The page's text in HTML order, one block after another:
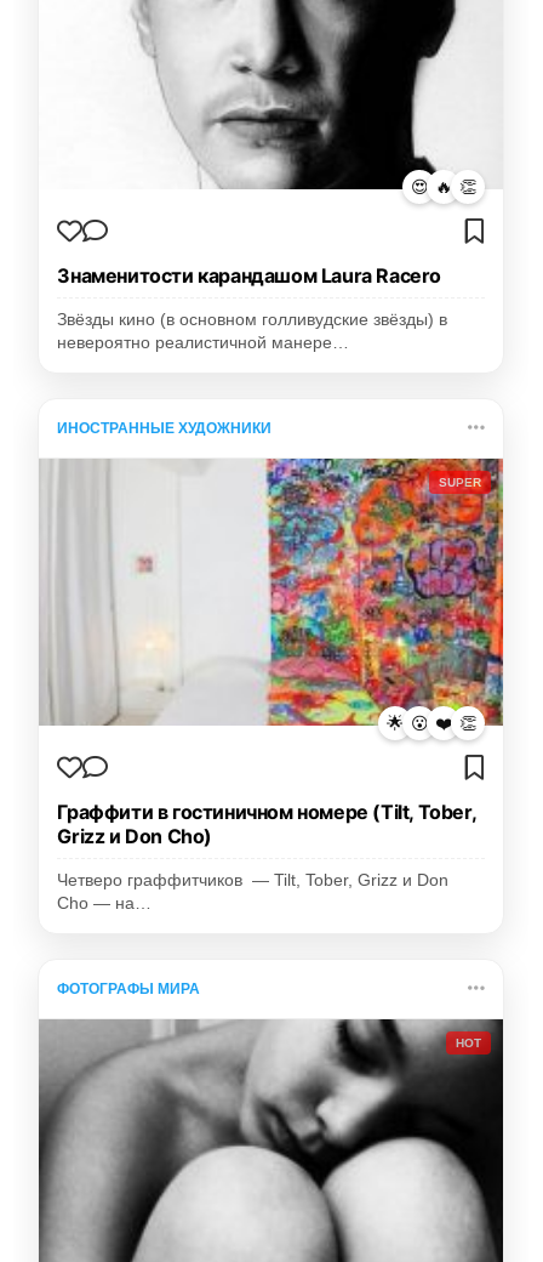
😍 🔥 👏
Знаменитости карандашом Laura Racero
Звёзды кино (в основном голливудские звёзды) в
невероятно реалистичной манере…
ИНОСТРАННЫЕ ХУДОЖНИКИ
SUPER
🌟 😮 ❤️ 👏
Граффити в гостиничном номере (Tilt, Tober,
Grizz и Don Cho)
Четверо граффитчиков — Tilt, Tober, Grizz и Don
Cho — на…
ФОТОГРАФЫ МИРА
HOT